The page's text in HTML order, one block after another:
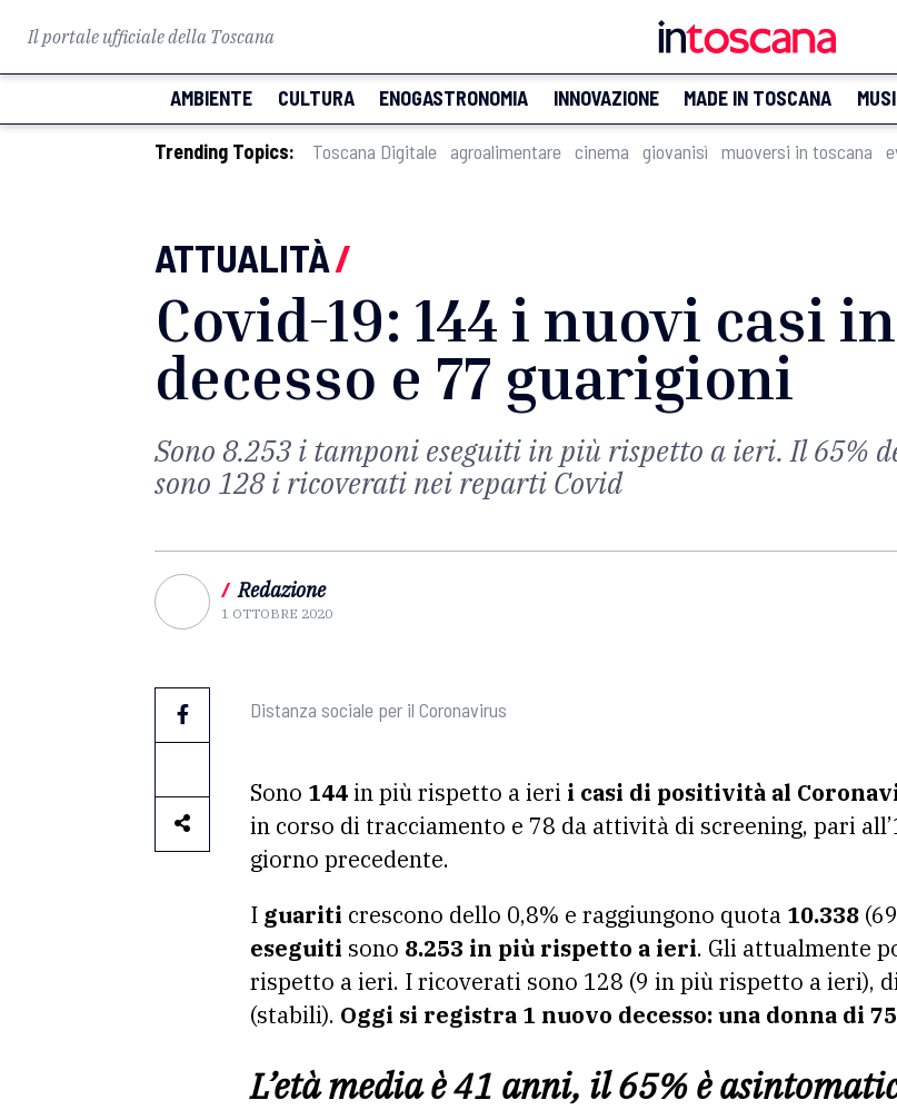
Il portale ufficiale della Toscana
AMBIENTE CULTURA ENOGASTRONOMIA INNOVAZIONE MADE IN TOSCANA
Trending Topics: Toscana Digitale agroalimentare cinema giovanisì muoversi in toscana
ATTUALITÀ/
Covid-19: 144 i nuovi casi
decesso e 77 guarigioni
Sono 8.253 i tamponi eseguiti in più rispetto a ieri. Il 65%
sono 128 i ricoverati nei reparti Covid
/ Redazione
1 OTTOBRE 2020
Distanza sociale per il Coronavirus
Sono 144in più rispetto a ieri i casi di positività al
in corso di tracciamento e 78 da attività di screening, pari
giorno precedente.
I guariti crescono dello 0,8% e raggiungono quota 10.338
eseguiti sono 8.253 in più rispetto a ieri. Gli attualmente
rispetto a ieri. I ricoverati sono 128 (9 in più rispetto a ieri),
(stabili). Oggi si registra 1 nuovo decesso: una donna di
L’età media è 41 anni, il 65% è